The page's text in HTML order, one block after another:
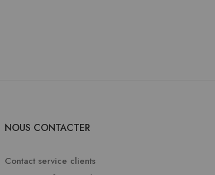
NOUS CONTACTER
Contact service clients